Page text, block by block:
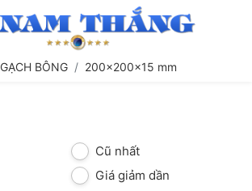
GẠCH BÔNG 200x200x15 mm
Cũ nhất
Giá giảm dần